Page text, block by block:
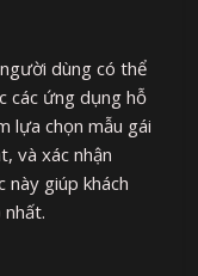
dùng có thể
các ứng dụng hỗ
lựa chọn mẫu gái
và xác nhận
này giúp khách